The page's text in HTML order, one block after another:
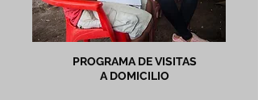
PROGRAMA DE VISITAS
A DOMICILIO